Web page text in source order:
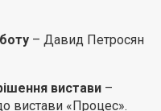
– Давид Петросян
вистави –
вистави «Процес».